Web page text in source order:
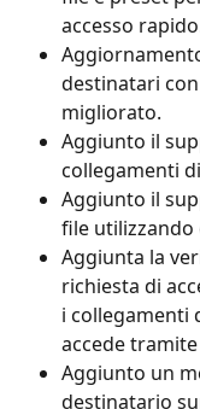
accesso
destinatari
migliorato.
Aggiunto il
collegamenti
Aggiunto il
file utilizzando
Aggiunta la
richiesta di
i collegamenti
accede
Aggiunto un
destinatario